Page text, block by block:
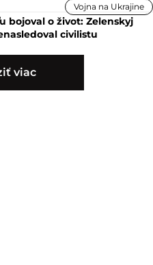
Vojna na Ukrajine
bojoval o život: Zelenskyj
civilistu
viac